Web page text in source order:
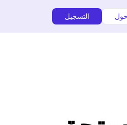
التسجيل